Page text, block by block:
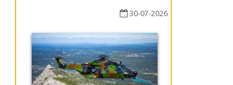
30-07-2026